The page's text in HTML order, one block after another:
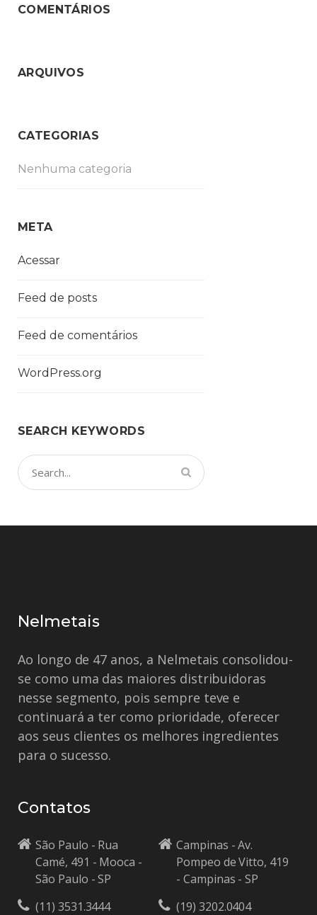
COMENTÁRIOS
ARQUIVOS
CATEGORIAS
Nenhuma categoria
META
Acessar
Feed de posts
Feed de comentários
WordPress.org
SEARCH KEYWORDS
Nelmetais
Ao longo de 47 anos, a Nelmetais consolidou-
se como uma das maiores distribuidoras
nesse segmento, pois sempre teve e
continuará a ter como prioridade, oferecer
aos seus clientes os melhores ingredientes
para o sucesso.
Contatos
São Paulo - Rua
Camé, 491 - Mooca -
São Paulo - SP
(11) 3531.3444
Campinas - Av.
Pompeo de Vitto, 419
- Campinas - SP
(19) 3202.0404